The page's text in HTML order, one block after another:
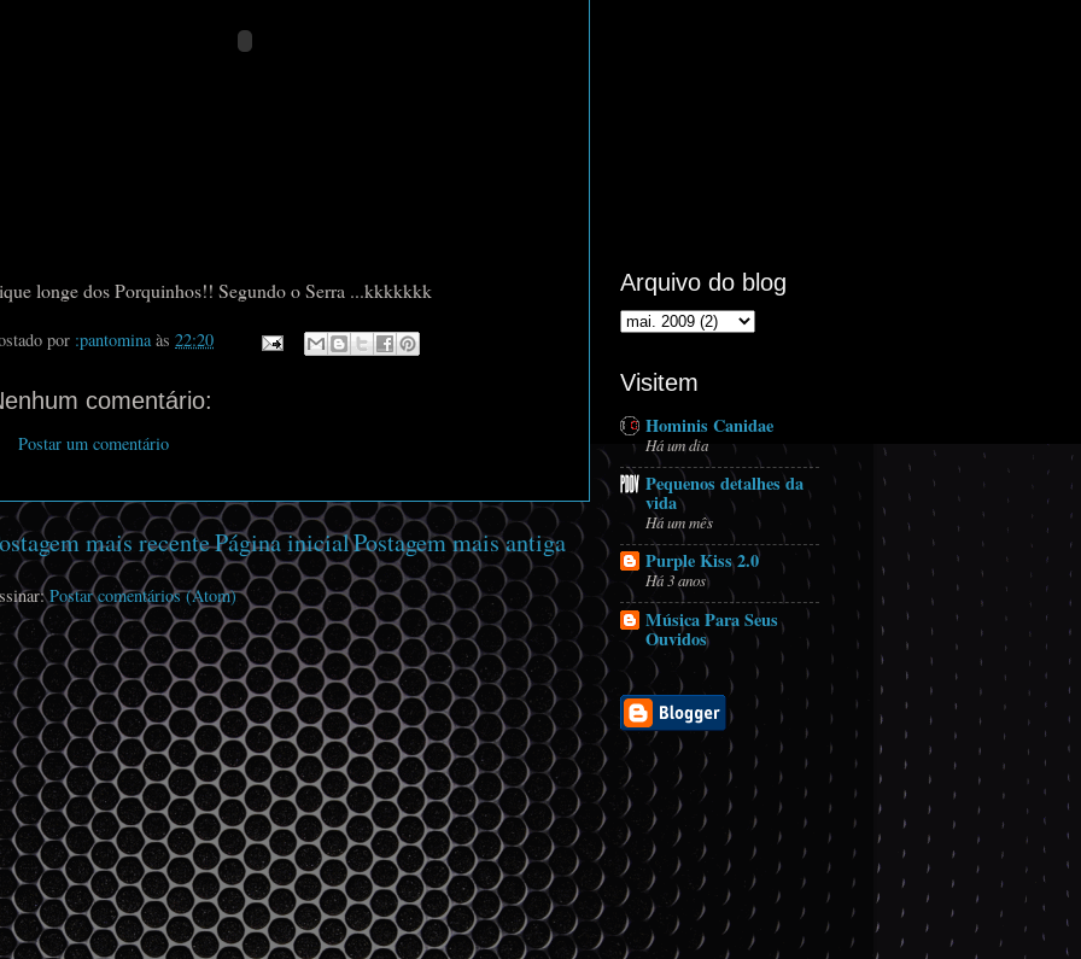
longe dos Porquinhos!! Segundo o Serra ...kkkkkkk
por :pantomina às 22:20
comentário:
Postar um comentário
mais recente Postagem mais antiga
Página inicial
Postar comentários (Atom)
Arquivo do blog
Visitem
Hominis Canidae
Há um dia
Pequenos detalhes da
vida
Há um mês
Purple Kiss 2.0
Há 3 anos
Música Para Seus
Ouvidos